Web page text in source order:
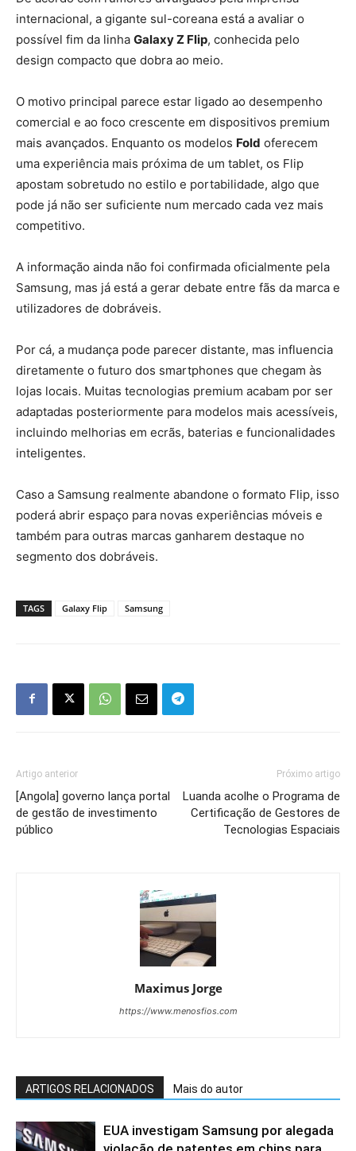
internacional, a gigante sul-coreana está a avaliar o
possível fim da linha Galaxy Z Flip, conhecida pelo
design compacto que dobra ao meio.
O motivo principal parece estar ligado ao desempenho
comercial e ao foco crescente em dispositivos premium
mais avançados. Enquanto os modelos Fold oferecem
uma experiência mais próxima de um tablet, os Flip
apostam sobretudo no estilo e portabilidade, algo que
pode já não ser suficiente num mercado cada vez mais
competitivo.
A informação ainda não foi confirmada oficialmente pela
Samsung, mas já está a gerar debate entre fãs da marca e
utilizadores de dobráveis.
Por cá, a mudança pode parecer distante, mas influencia
diretamente o futuro dos smartphones que chegam às
lojas locais. Muitas tecnologias premium acabam por ser
adaptadas posteriormente para modelos mais acessíveis,
incluindo melhorias em ecrãs, baterias e funcionalidades
inteligentes.
Caso a Samsung realmente abandone o formato Flip, isso
poderá abrir espaço para novas experiências móveis e
também para outras marcas ganharem destaque no
segmento dos dobráveis.
TAGS Galaxy Flip Samsung
Artigo anterior
[Angola] governo lança portal
de gestão de investimento
público
Próximo artigo
Luanda acolhe o Programa de
Certificação de Gestores de
Tecnologias Espaciais
Maximus Jorge
https://www.menosfios.com
ARTIGOS RELACIONADOS Mais do autor
EUA investigam Samsung por alegada